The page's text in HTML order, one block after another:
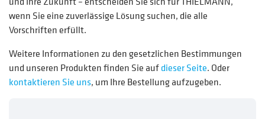
wenn Sie eine zuverlässige Lösung suchen, die alle
Vorschriften erfüllt.
Weitere Informationen zu den gesetzlichen Bestimmungen
und unseren Produkten finden Sie aufdieser Seite. Oder
kontaktieren Sie uns, um Ihre Bestellung aufzugeben.